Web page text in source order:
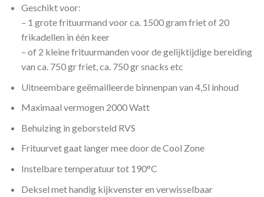
Geschikt voor:
– 1 grote frituurmand voor ca. 1500 gram friet of 20
frikadellen in één keer
– of 2 kleine frituurmanden voor de gelijktijdige bereiding
van ca. 750 gr friet, ca. 750 gr snacks etc
Uitneembare geëmailleerde binnenpan van 4,5l inhoud
Maximaal vermogen 2000 Watt
Behuizing in geborsteld RVS
Frituurvet gaat langer mee door de Cool Zone
Instelbare temperatuur tot 190°C
Deksel met handig kijkvenster en verwisselbaar